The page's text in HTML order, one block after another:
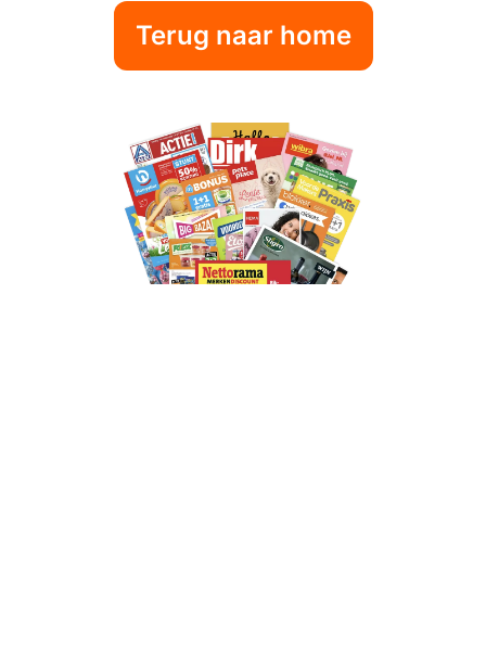
Terug naar home